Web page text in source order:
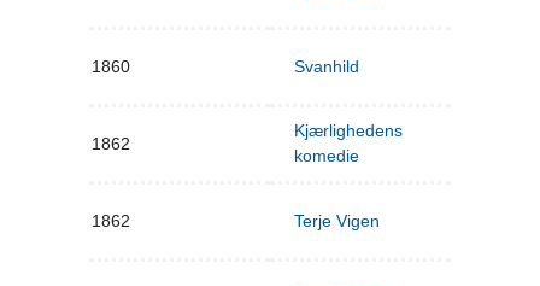
1860 Svanhild
1862
Kjærlighedens
komedie
1862 Terje Vigen